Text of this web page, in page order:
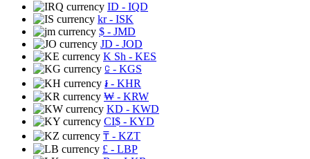
ID - IQD
kr- ISK
$ - JMD
JD - JOD
K Sh - KES
⃀ - KGS
៛ - KHR
₩ - KRW
KD - KWD
CI$ - KYD
₸ - KZT
£ - LBP